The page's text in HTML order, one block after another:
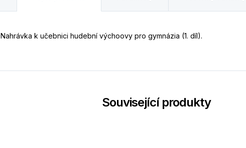
Nahrávka k učebnici hudební výchoovy pro gymnázia (1. díl).
Související produkty